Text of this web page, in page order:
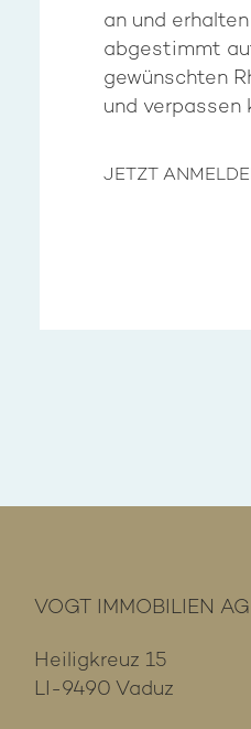
an und
abgestimmt
gewünschten
und verpassen
JETZT
VOGT IMMOBILIEN AG
Heiligkreuz 15
LI-9490 Vaduz